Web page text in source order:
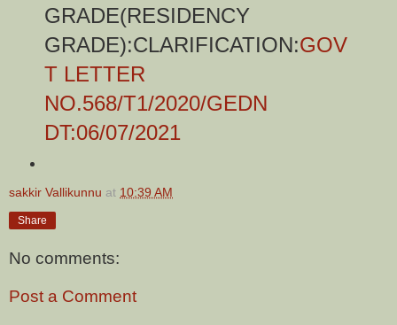
GRADE(RESIDENCY
GRADE):CLARIFICATION:GOV
T LETTER
NO.568/T1/2020/GEDN
DT:06/07/2021
sakkir Vallikunnu at 10:39 AM
Share
No comments:
Post a Comment